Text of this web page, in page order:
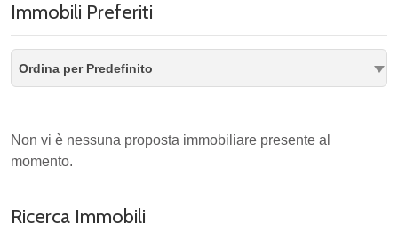
Immobili Preferiti
Ordina per Predefinito
Non vi è nessuna proposta immobiliare presente al
momento.
Ricerca Immobili